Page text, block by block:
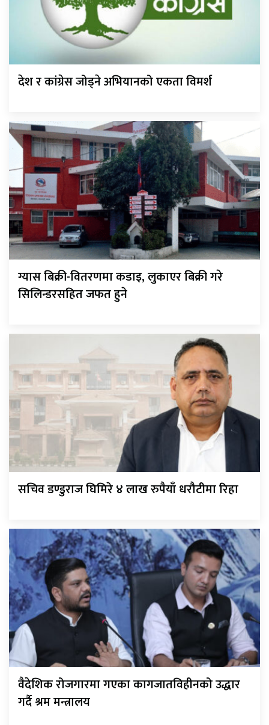
देश र कांग्रेस जोड्ने अभियानको एकता विमर्श
ग्यास बिक्री-वितरणमा कडाइ, लुकाएर बिक्री गरे
सिलिन्डरसहित जफत हुने
सचिव डण्डुराज घिमिरे ४ लाख रुपैयाँ धरौटीमा रिहा
वैदेशिक रोजगारमा गएका कागजातविहीनको उद्धार
गर्दै श्रम मन्त्रालय